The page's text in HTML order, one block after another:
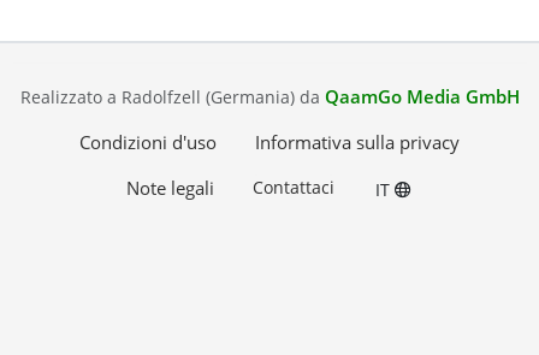
Realizzato a Radolfzell (Germania) da QaamGo Media GmbH
Condizioni d'uso
Informativa sulla privacy
Note legali
Contattaci IT